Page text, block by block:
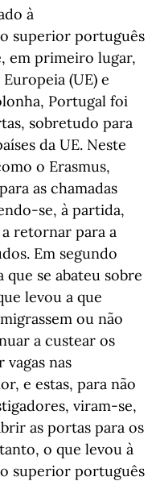
à
superior português
em primeiro lugar,
(UE) e
Portugal foi
sobretudo para
da UE. Neste
o Erasmus,
as chamadas
se, à partida,
retornar para a
Em segundo
se abateu sobre
levou a que
ou não
a custear os
nas
e estas, para não
viram-se,
as portas para os
o que levou à
superior português